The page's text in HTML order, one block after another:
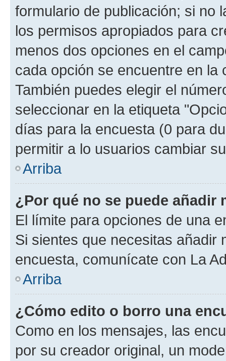
formulario de publicación; si no
los permisos apropiados para
menos dos opciones en el
cada opción se encuentre en
También puedes elegir el
seleccionar en la etiqueta
días para la encuesta (0 para
permitir a lo usuarios cambiar
Arriba
¿Por qué no se puede añadir
El límite para opciones de una
Si sientes que necesitas añadir
encuesta, comunícate con La
Arriba
¿Cómo edito o borro una
Como en los mensajes, las
por su creador original, un